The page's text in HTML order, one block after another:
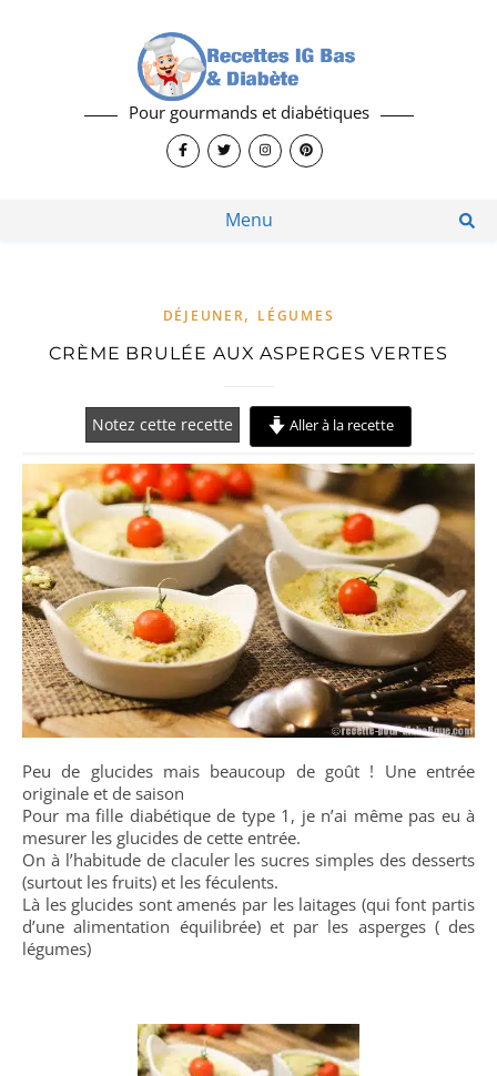
Pour gourmands et diabétiques
Menu
DÉJEUNER, LÉGUMES
CRÈME BRULÉE AUX ASPERGES VERTES
Notez cette recette Aller à la recette
Peu de glucides mais beaucoup de goût ! Une entrée
originale et de saison
Pour ma fille diabétique de type 1, je n’ai même pas eu à
mesurer les glucides de cette entrée.
On à l’habitude de claculer les sucres simples des desserts
(surtout les fruits) et les féculents.
Là les glucides sont amenés par les laitages (qui font partis
d’une alimentation équilibrée) et par les asperges ( des
légumes)